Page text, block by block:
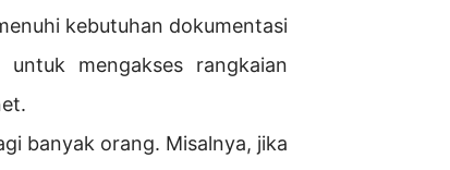
kebutuhan dokumentasi
mengakses rangkaian
banyak orang. Misalnya, jika